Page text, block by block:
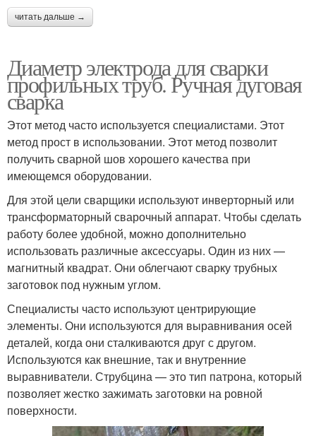
читать дальше →
Диаметр электрода для сварки
профильных труб. Ручная дуговая
сварка
Этот метод часто используется специалистами. Этот
метод прост в использовании. Этот метод позволит
получить сварной шов хорошего качества при
имеющемся оборудовании.
Для этой цели сварщики используют инверторный или
трансформаторный сварочный аппарат. Чтобы сделать
работу более удобной, можно дополнительно
использовать различные аксессуары. Один из них —
магнитный квадрат. Они облегчают сварку трубных
заготовок под нужным углом.
Специалисты часто используют центрирующие
элементы. Они используются для выравнивания осей
деталей, когда они сталкиваются друг с другом.
Используются как внешние, так и внутренние
выравниватели. Струбцина — это тип патрона, который
позволяет жестко зажимать заготовки на ровной
поверхности.